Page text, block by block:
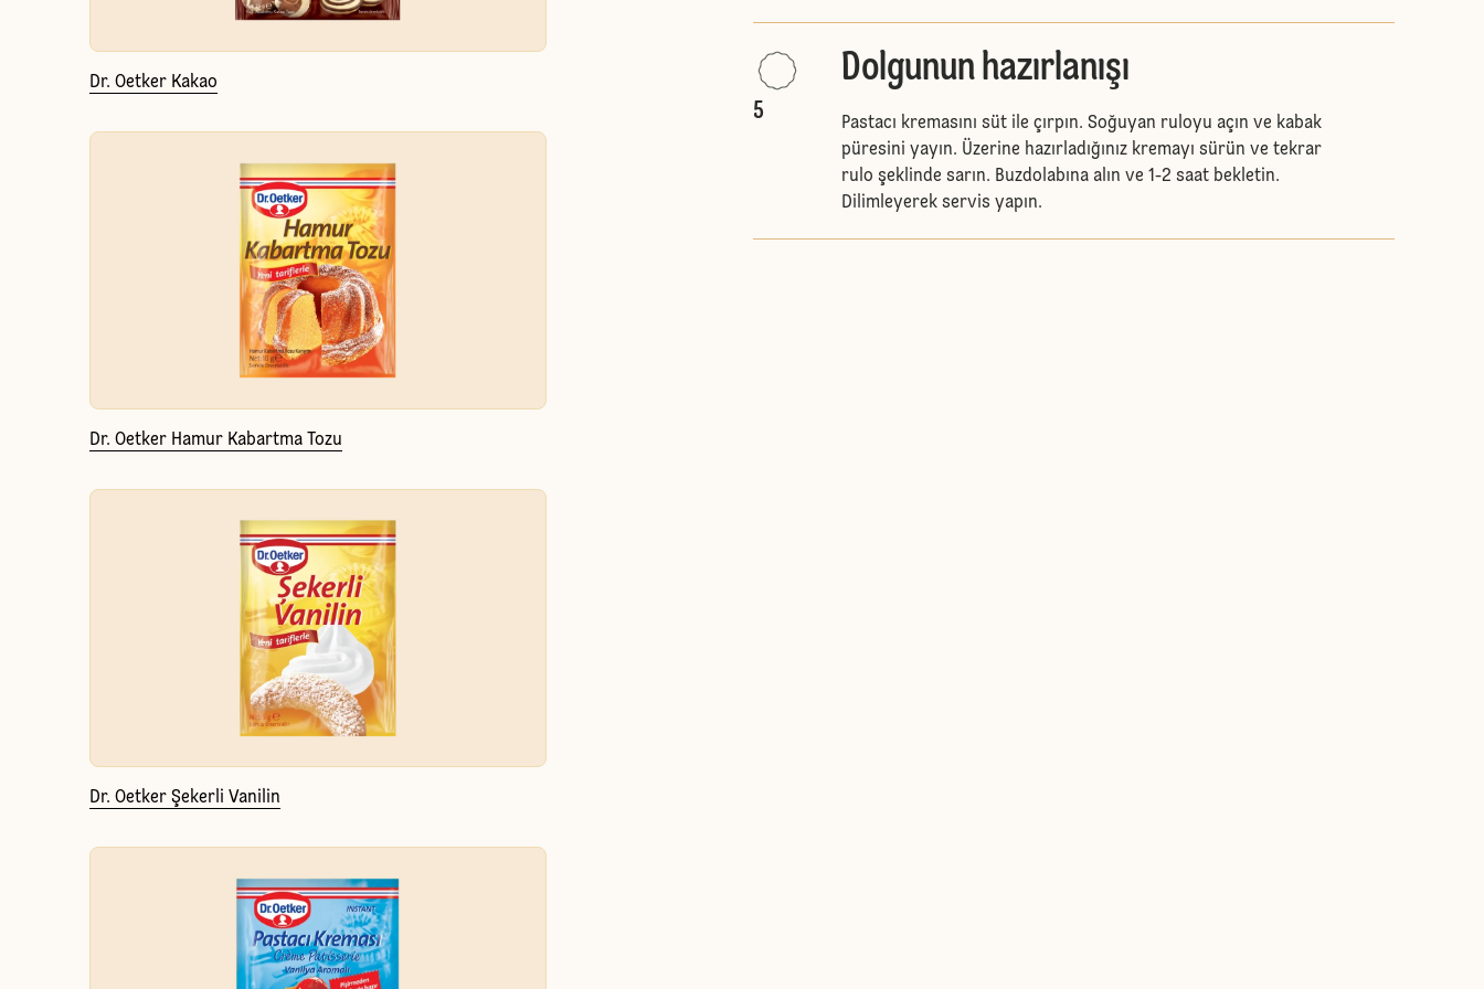
Dr. Oetker Kakao
Dr. Oetker Hamur Kabartma Tozu
Dr. Oetker Şekerli Vanilin
5
Dolgunun hazırlanışı
Pastacı kremasını süt ile çırpın. Soğuyan ruloyu açın ve kabak
püresini yayın. Üzerine hazırladığınız kremayı sürün ve tekrar
rulo şeklinde sarın. Buzdolabına alın ve 1-2 saat bekletin.
Dilimleyerek servis yapın.